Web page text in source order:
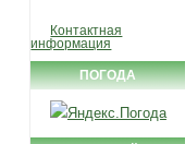
Контактная
информация
ПОГОДА